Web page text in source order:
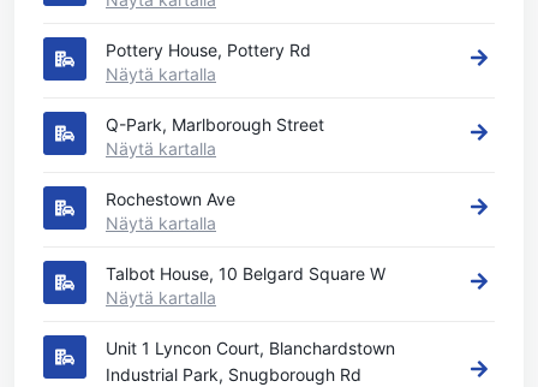
Pottery House, Pottery Rd
Näytä kartalla
Q-Park, Marlborough Street
Näytä kartalla
Rochestown Ave
Näytä kartalla
Talbot House, 10 Belgard Square W
Näytä kartalla
Unit 1 Lyncon Court, Blanchardstown
Industrial Park, Snugborough Rd